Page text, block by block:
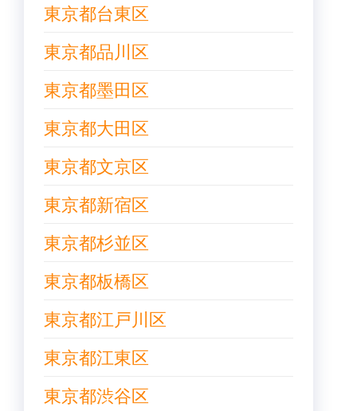
東京都台東区
東京都品川区
東京都墨田区
東京都大田区
東京都文京区
東京都新宿区
東京都杉並区
東京都板橋区
東京都江戸川区
東京都江東区
東京都渋谷区